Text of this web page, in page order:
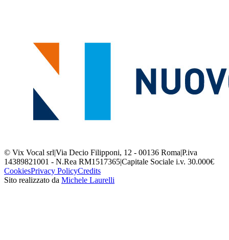
© Vix Vocal srl|Via Decio Filipponi, 12 - 00136 Roma|P.iva
14389821001 - N.Rea RM1517365|Capitale Sociale i.v. 30.000€
CookiesPrivacy PolicyCredits
Sito realizzato da Michele Laurelli